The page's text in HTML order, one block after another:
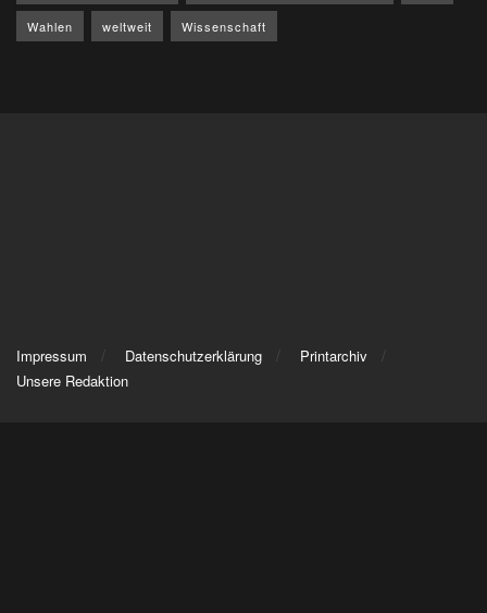
Wahlen weltweit Wissenschaft
Impressum Datenschutzerklärung
Printarchiv
Unsere Redaktion